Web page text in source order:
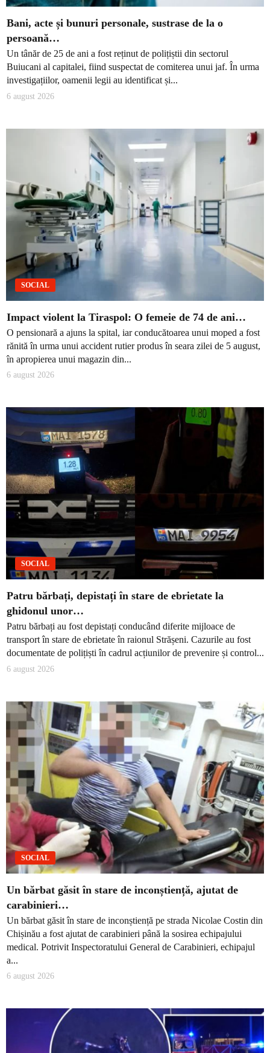
Bani, acte și bunuri personale, sustrase de la o
persoană…
Un tânăr de 25 de ani a fost reținut de polițiștii din sectorul
Buiucani al capitalei, fiind suspectat de comiterea unui jaf. În urma
investigațiilor, oamenii legii au identificat și...
6 august 2026
SOCIAL
Impact violent la Tiraspol: O femeie de 74 de ani…
O pensionară a ajuns la spital, iar conducătoarea unui moped a fost
rănită în urma unui accident rutier produs în seara zilei de 5 august,
în apropierea unui magazin din...
6 august 2026
SOCIAL
Patru bărbați, depistați în stare de ebrietate la
ghidonul unor…
Patru bărbați au fost depistați conducând diferite mijloace de
transport în stare de ebrietate în raionul Strășeni. Cazurile au fost
documentate de polițiști în cadrul acțiunilor de prevenire și control...
6 august 2026
SOCIAL
Un bărbat găsit în stare de inconștiență, ajutat de
carabinieri…
Un bărbat găsit în stare de inconștiență pe strada Nicolae Costin din
Chișinău a fost ajutat de carabinieri până la sosirea echipajului
medical. Potrivit Inspectoratului General de Carabinieri, echipajul
a...
6 august 2026